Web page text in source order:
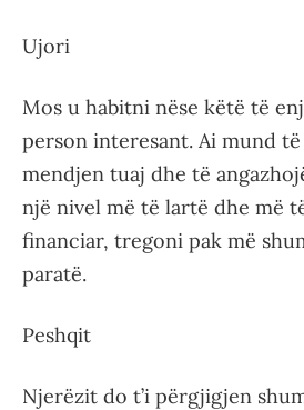
Ujori
Mos u habitni nëse këtë të
person interesant. Ai mund
mendjen tuaj dhe të
një nivel më të lartë dhe më
financiar, tregoni pak më
paratë.
Peshqit
Njerëzit do t’i përgjigjen